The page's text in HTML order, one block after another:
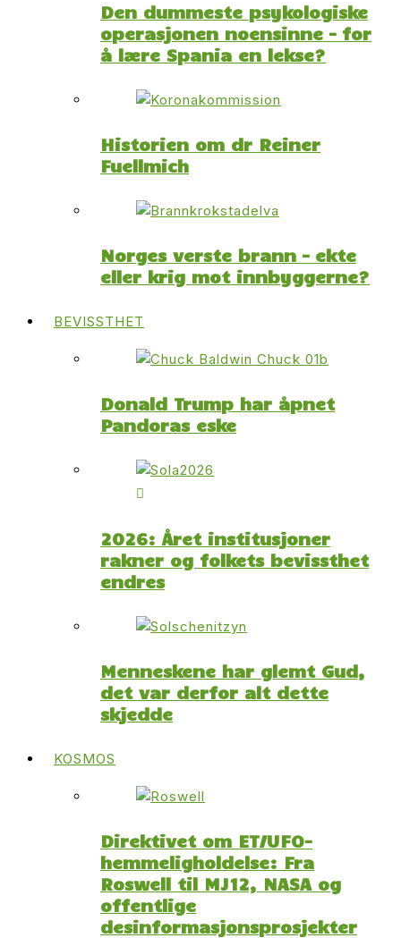
Den dummeste psykologiske
operasjonen noensinne – for
å lære Spania en lekse?
Historien om dr Reiner
Fuellmich
Norges verste brann – ekte
eller krig mot innbyggerne?
BEVISSTHET
Donald Trump har åpnet
Pandoras eske
2026: Året institusjoner
rakner og folkets bevissthet
endres
Menneskene har glemt Gud,
det var derfor alt dette
skjedde
KOSMOS
Direktivet om ET/UFO-
hemmeligholdelse: Fra
Roswell til MJ12, NASA og
offentlige
desinformasjonsprosjekter